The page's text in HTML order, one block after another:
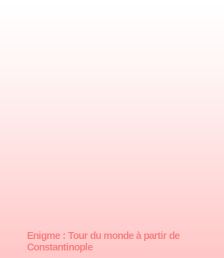
Enigme : Tour du monde à partir de
Constantinople